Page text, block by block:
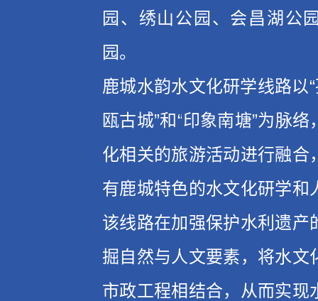
园、绣山公园、会昌湖公
园。
鹿城水韵水文化研学线路以
瓯古城”和“印象南塘”为脉
化相关的旅游活动进行融合
有鹿城特色的水文化研学和
该线路在加强保护水利遗产
掘自然与人文要素，将水文
市政工程相结合，从而实现